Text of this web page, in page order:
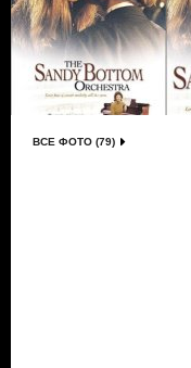
ВСЕ ФОТО (79)